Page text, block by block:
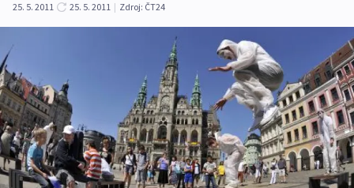
25. 5. 2011
25. 5. 2011 | Zdroj: ČT24